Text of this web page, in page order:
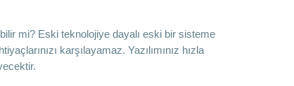
mi? Eski teknolojiye dayalı eski bir sisteme
karşılayamaz. Yazılımınız hızla